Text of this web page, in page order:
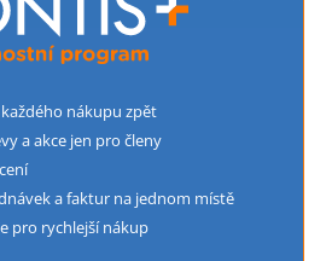
každého nákupu zpět
a akce jen pro členy
a faktur na jednom místě
pro rychlejší nákup